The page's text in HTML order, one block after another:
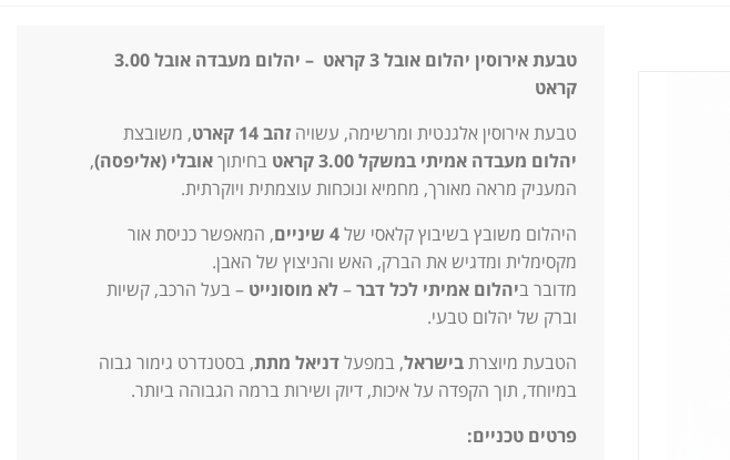
טבעת אירוסין יהלום אובל 3 קראט – יהלום מעבדה אובל 3.00
קראט
טבעת אירוסין אלגנטית ומרשימה, עשויה זהב 14 קארט
, משובצת
יהלום מעבדה אמיתי במשקל 3.00 קראט
בחיתוך אובלי (אליפסה),
המעניק מראה מאורך, מחמיא ונוכחות עוצמתית ויוקרתית.
היהלום משובץ בשיבוץ קלאסי של 4 שיניים
, המאפשר כניסת אור
מקסימלית ומדגיש את הברק, האש והניצוץ של האבן.
מדובר ביהלום אמיתי לכל דבר– לא מוסונייט – בעל הרכב, קשיות
וברק של יהלום טבעי.
הטבעת מיוצרת בישראל, במפעל דניאל מתת, בסטנדרט גימור גבוה
במיוחד, תוך הקפדה על איכות, דיוק ושירות ברמה הגבוהה ביותר.
פרטים טכניים: